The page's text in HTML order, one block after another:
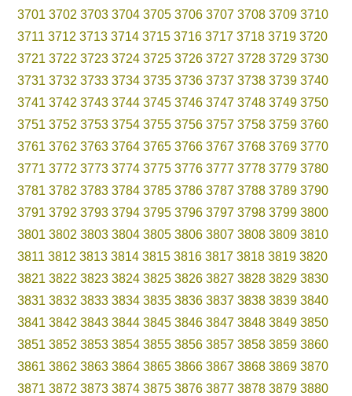
3701 3702 3703 3704 3705 3706 3707 3708 3709 3710
3711 3712 3713 3714 3715 3716 3717 3718 3719 3720
3721 3722 3723 3724 3725 3726 3727 3728 3729 3730
3731 3732 3733 3734 3735 3736 3737 3738 3739 3740
3741 3742 3743 3744 3745 3746 3747 3748 3749 3750
3751 3752 3753 3754 3755 3756 3757 3758 3759 3760
3761 3762 3763 3764 3765 3766 3767 3768 3769 3770
3771 3772 3773 3774 3775 3776 3777 3778 3779 3780
3781 3782 3783 3784 3785 3786 3787 3788 3789 3790
3791 3792 3793 3794 3795 3796 3797 3798 3799 3800
3801 3802 3803 3804 3805 3806 3807 3808 3809 3810
3811 3812 3813 3814 3815 3816 3817 3818 3819 3820
3821 3822 3823 3824 3825 3826 3827 3828 3829 3830
3831 3832 3833 3834 3835 3836 3837 3838 3839 3840
3841 3842 3843 3844 3845 3846 3847 3848 3849 3850
3851 3852 3853 3854 3855 3856 3857 3858 3859 3860
3861 3862 3863 3864 3865 3866 3867 3868 3869 3870
3871 3872 3873 3874 3875 3876 3877 3878 3879 3880